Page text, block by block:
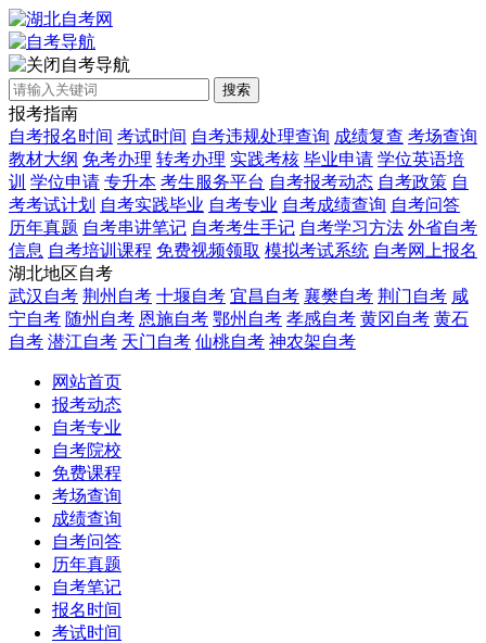
自考导航
搜索
报考指南
自考报名时间 考试时间 自考违规处理查询 成绩复查 考场查询
教材大纲 免考办理 转考办理 实践考核 毕业申请 学位英语培
训 学位申请 专升本 考生服务平台 自考报考动态 自考政策 自
考考试计划 自考实践毕业 自考专业 自考成绩查询 自考问答
历年真题 自考串讲笔记 自考考生手记 自考学习方法 外省自考
信息 自考培训课程 免费视频领取 模拟考试系统 自考网上报名
湖北地区自考
武汉自考 荆州自考 十堰自考 宜昌自考 襄樊自考 荆门自考 咸
宁自考 随州自考 恩施自考 鄂州自考 孝感自考 黄冈自考 黄石
自考 潜江自考 天门自考 仙桃自考 神农架自考
网站首页
报考动态
自考专业
自考院校
免费课程
考场查询
成绩查询
自考问答
历年真题
自考笔记
报名时间
考试时间